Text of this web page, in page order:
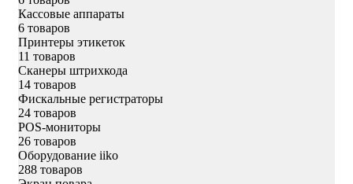
Кассовые аппараты
6 товаров
Принтеры этикеток
11 товаров
Сканеры штрихкода
14 товаров
Фискальные регистраторы
24 товаров
POS-мониторы
26 товаров
Оборудование iiko
288 товаров